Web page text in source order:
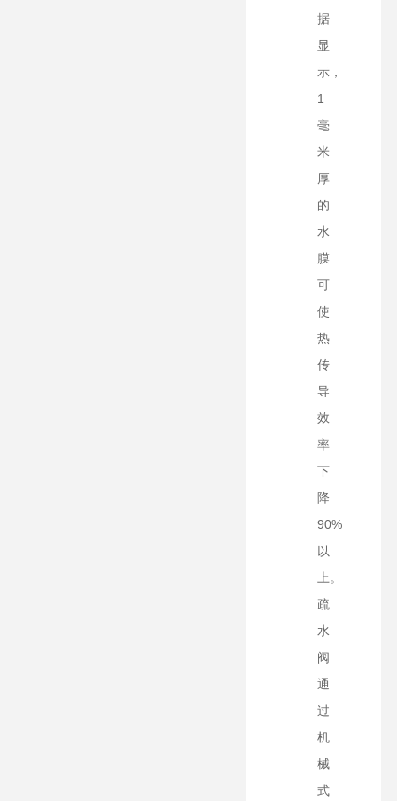
据
显
示，
1
毫
米
厚
的
水
膜
可
使
热
传
导
效
率
下
降
90%
以
上。
疏
水
阀
通
过
机
械
式